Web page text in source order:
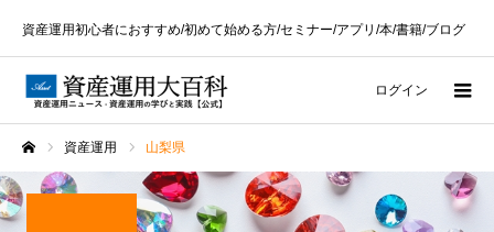
資産運用初心者におすすめ/初めて始める方/セミナー/アプリ/本/書籍/ブログ
ログイン
資産運用 山梨県